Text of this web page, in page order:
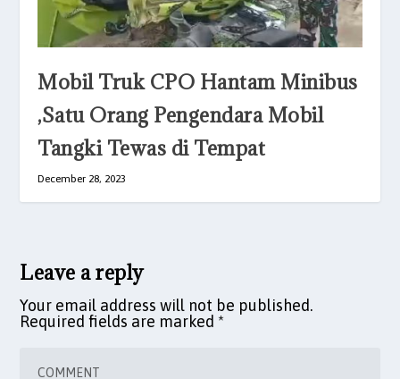
Mobil Truk CPO Hantam Minibus
,Satu Orang Pengendara Mobil
Tangki Tewas di Tempat
December 28, 2023
Leave a reply
Your email address will not be published.
Required fields are marked *